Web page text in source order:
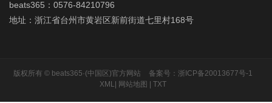
beats365：0576-84210796
地址：浙江省台州市黄岩区新前街道七里村168号
版权所有 © beats365·(中国区)官方网站
备案号：浙ICP备20013677号-1
XML
网站地图 TXT